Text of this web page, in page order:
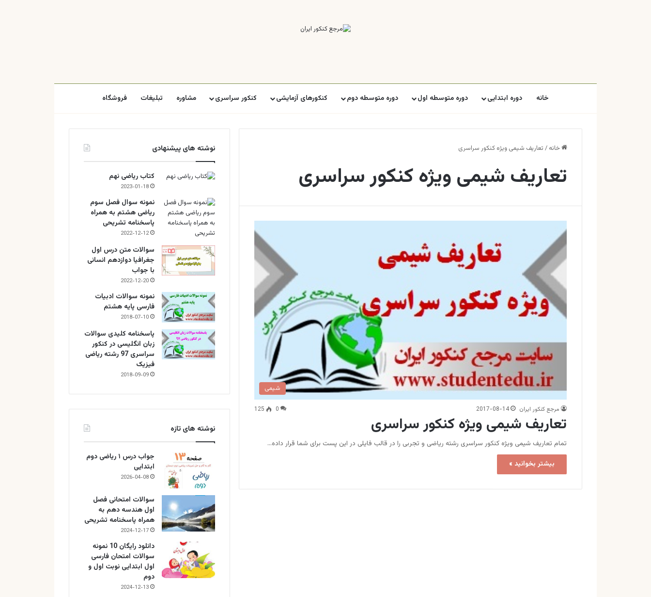
خانه دوره ابتدایی دوره متوسطه اول دوره متوسطه دوم کنکورهای آزمایشی کنکور سراسری مشاوره تبلیغات فروشگاه
خانه / تعاریف شیمی ویژه کنکور سراسری
تعاریف شیمی ویژه کنکور سراسری
شیمی
مرجع کنکور ایران 2017-08-14
0
125
تعاریف شیمی ویژه کنکور سراسری
تمام تعاریف شیمی ویژه کنکور سراسری رشته ریاضی و تجربی را در قالب فایلی در این پست برای شما قرار داده…
بیشتر بخوانید »
نوشته های پیشنهادی
کتاب ریاضی نهم
2023-01-18
نمونه سوال فصل سوم
ریاضی هشتم به همراه
پاسخنامه تشریحی
2022-12-12
سوالات متن درس اول
جغرافیا دوازدهم انسانی
با جواب
2022-12-20
نمونه سوالات ادبیات
فارسی پایه هشتم
2018-07-10
پاسخنامه کلیدی سوالات
زبان انگلیسی در کنکور
سراسری 97 رشته ریاضی
فیزیک
2018-09-09
نوشته های تازه
جواب درس ۱ ریاضی دوم
ابتدایی
2026-04-08
سوالات امتحانی فصل
اول هندسه دهم به
همراه پاسخنامه تشریحی
2024-12-17
دانلود رایگان 10 نمونه
سوالات امتحان فارسی
اول ابتدایی نوبت اول و
دوم
2024-12-13